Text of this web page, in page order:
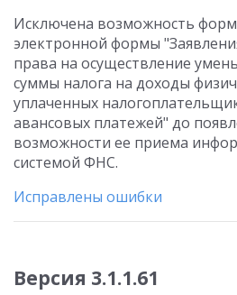
Исключена возможность
электронной формы
права на осуществление
суммы налога на доходы
уплаченных
авансовых платежей" до
возможности ее приема
системой ФНС.
Исправлены ошибки
Версия 3.1.1.61